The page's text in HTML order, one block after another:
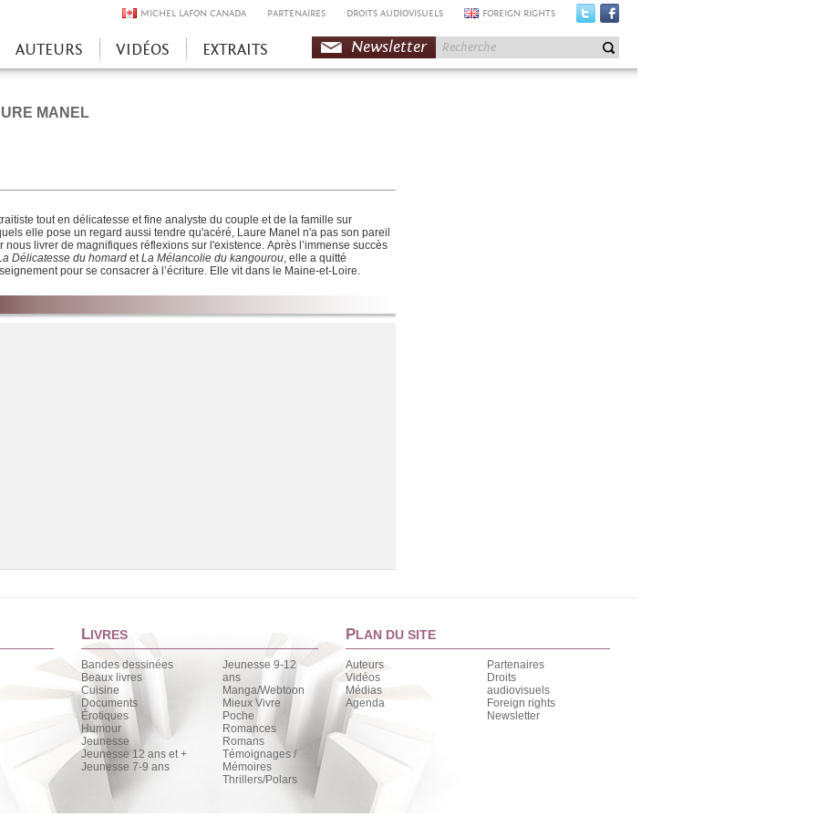
MICHEL LAFON CANADA PARTENAIRES DROITS AUDIOVISUELS FOREIGN RIGHTS
AUTEURS VIDÉOS EXTRAITS Newsletter
MANEL
tout en délicatesse et fine analyste du couple et de la famille sur
elle pose un regard aussi tendre qu'acéré, Laure Manel n'a pas son pareil
nous livrer de magnifiques réflexions sur l'existence. Après l’immense succès
Délicatesse du homard etLa Mélancolie du kangourou, elle a quitté
pour se consacrer à l’écriture. Elle vit dans le Maine-et-Loire.
Chargement de la liste
LIVRES
Bandes dessinées
Beaux livres
Cuisine
Documents
Érotiques
Humour
Jeunesse
Jeunesse 12 ans et +
Jeunesse 7-9 ans
Jeunesse 9-12
ans
Manga/Webtoon
Mieux Vivre
Poche
Romances
Romans
Témoignages /
Mémoires
Thrillers/Polars
PLAN DU SITE
Auteurs
Vidéos
Médias
Agenda
Partenaires
Droits
audiovisuels
Foreign rights
Newsletter